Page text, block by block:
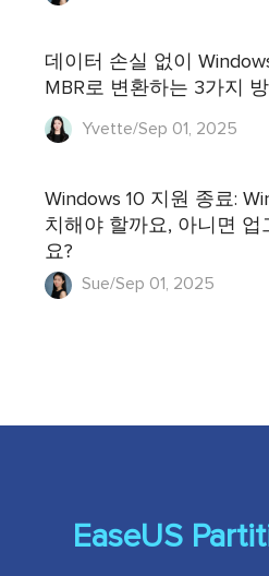
데이터 손실 없이
MBR로 변환하는 3가지
Yvette/Sep 01, 2025
Windows 10 지원 종료:
치해야 할까요, 아니면
요?
Sue/Sep 01, 2025
EaseUS